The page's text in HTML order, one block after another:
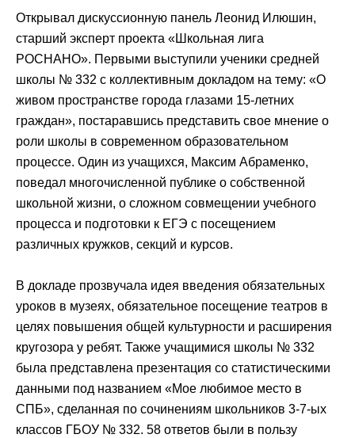
Открывал дискуссионную панель Леонид Илюшин,
старший эксперт проекта «Школьная лига
РОСНАНО». Первыми выступили ученики средней
школы № 332 с коллективным докладом на тему: «О
живом пространстве города глазами 15-летних
граждан», постаравшись представить свое мнение о
роли школы в современном образовательном
процессе. Один из учащихся, Максим Абраменко,
поведал многочисленной публике о собственной
школьной жизни, о сложном совмещении учебного
процесса и подготовки к ЕГЭ с посещением
различных кружков, секций и курсов.
В докладе прозвучала идея введения обязательных
уроков в музеях, обязательное посещение театров в
целях повышения общей культурности и расширения
кругозора у ребят. Также учащимися школы № 332
была представлена презентация со статистическими
данными под названием «Мое любимое место в
СПБ», сделанная по сочинениям школьников 3-7-ых
классов ГБОУ № 332. 58 ответов были в пользу